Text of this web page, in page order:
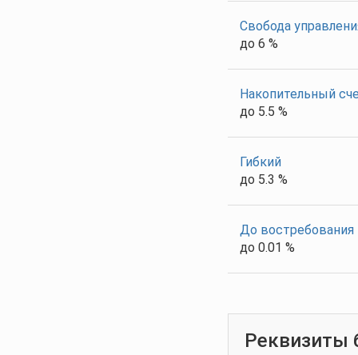
Свобода
до 6 %
Накопительный
до 5.5 %
Гибкий
до 5.3 %
До востребования
до 0.01 %
Реквизиты